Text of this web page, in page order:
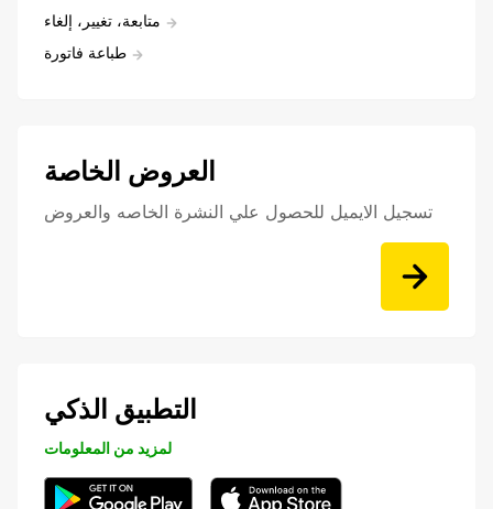
متابعة، تغيير، إلغاء
طباعة فاتورة
العروض الخاصة
تسجيل الايميل للحصول علي النشرة الخاصه والعروض
التطبيق الذكي
لمزيد من المعلومات